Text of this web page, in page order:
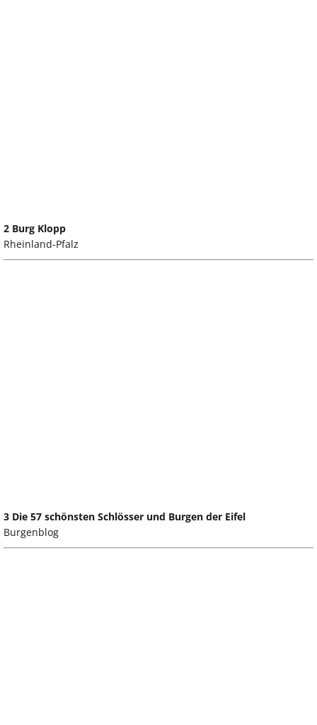
2 Burg Klopp
Rheinland-Pfalz
3 Die 57 schönsten Schlösser und Burgen der Eifel
Burgenblog